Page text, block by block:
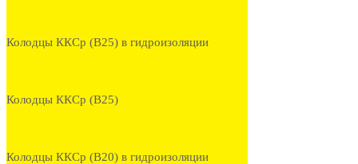
Колодцы ККСр (В25) в гидроизоляции
Колодцы ККСр (В25)
Колодцы ККСр (В20) в гидроизоляции